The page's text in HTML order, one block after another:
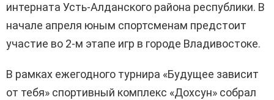
интерната Усть-Алданского района республики. В
начале апреля юным спортсменам предстоит
участие во 2-м этапе игр в городе Владивостоке.
В рамках ежегодного турнира «Будущее зависит
от тебя» спортивный комплекс «Дохсун» собрал